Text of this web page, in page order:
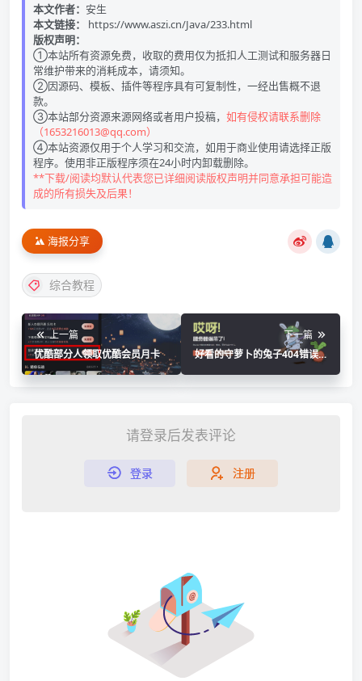
本文作者： 安生
本文链接：
https://www.aszi.cn/Java/233.html
版权声明：
①本站所有资源免费，收取的费用仅为抵扣人工测试和服务器日
常维护带来的消耗成本，请须知。
②因源码、模板、插件等程序具有可复制性，一经出售概不退
款。
③本站部分资源来源网络或者用户投稿， 如有侵权请联系删除
（1653216013@qq.com）
④本站资源仅用于个人学习和交流，如用于商业使用请选择正版
程序。使用非正版程序须在24小时内卸载删除。
**下载/阅读均默认代表您已详细阅读版权声明并同意承担可能造
成的所有损失及后果！
海报分享
综合教程
上一篇
优酷部分人领取优酷会员月卡
下一篇
好看的守萝卜的兔子404错误页
请登录后发表评论
登录 注册